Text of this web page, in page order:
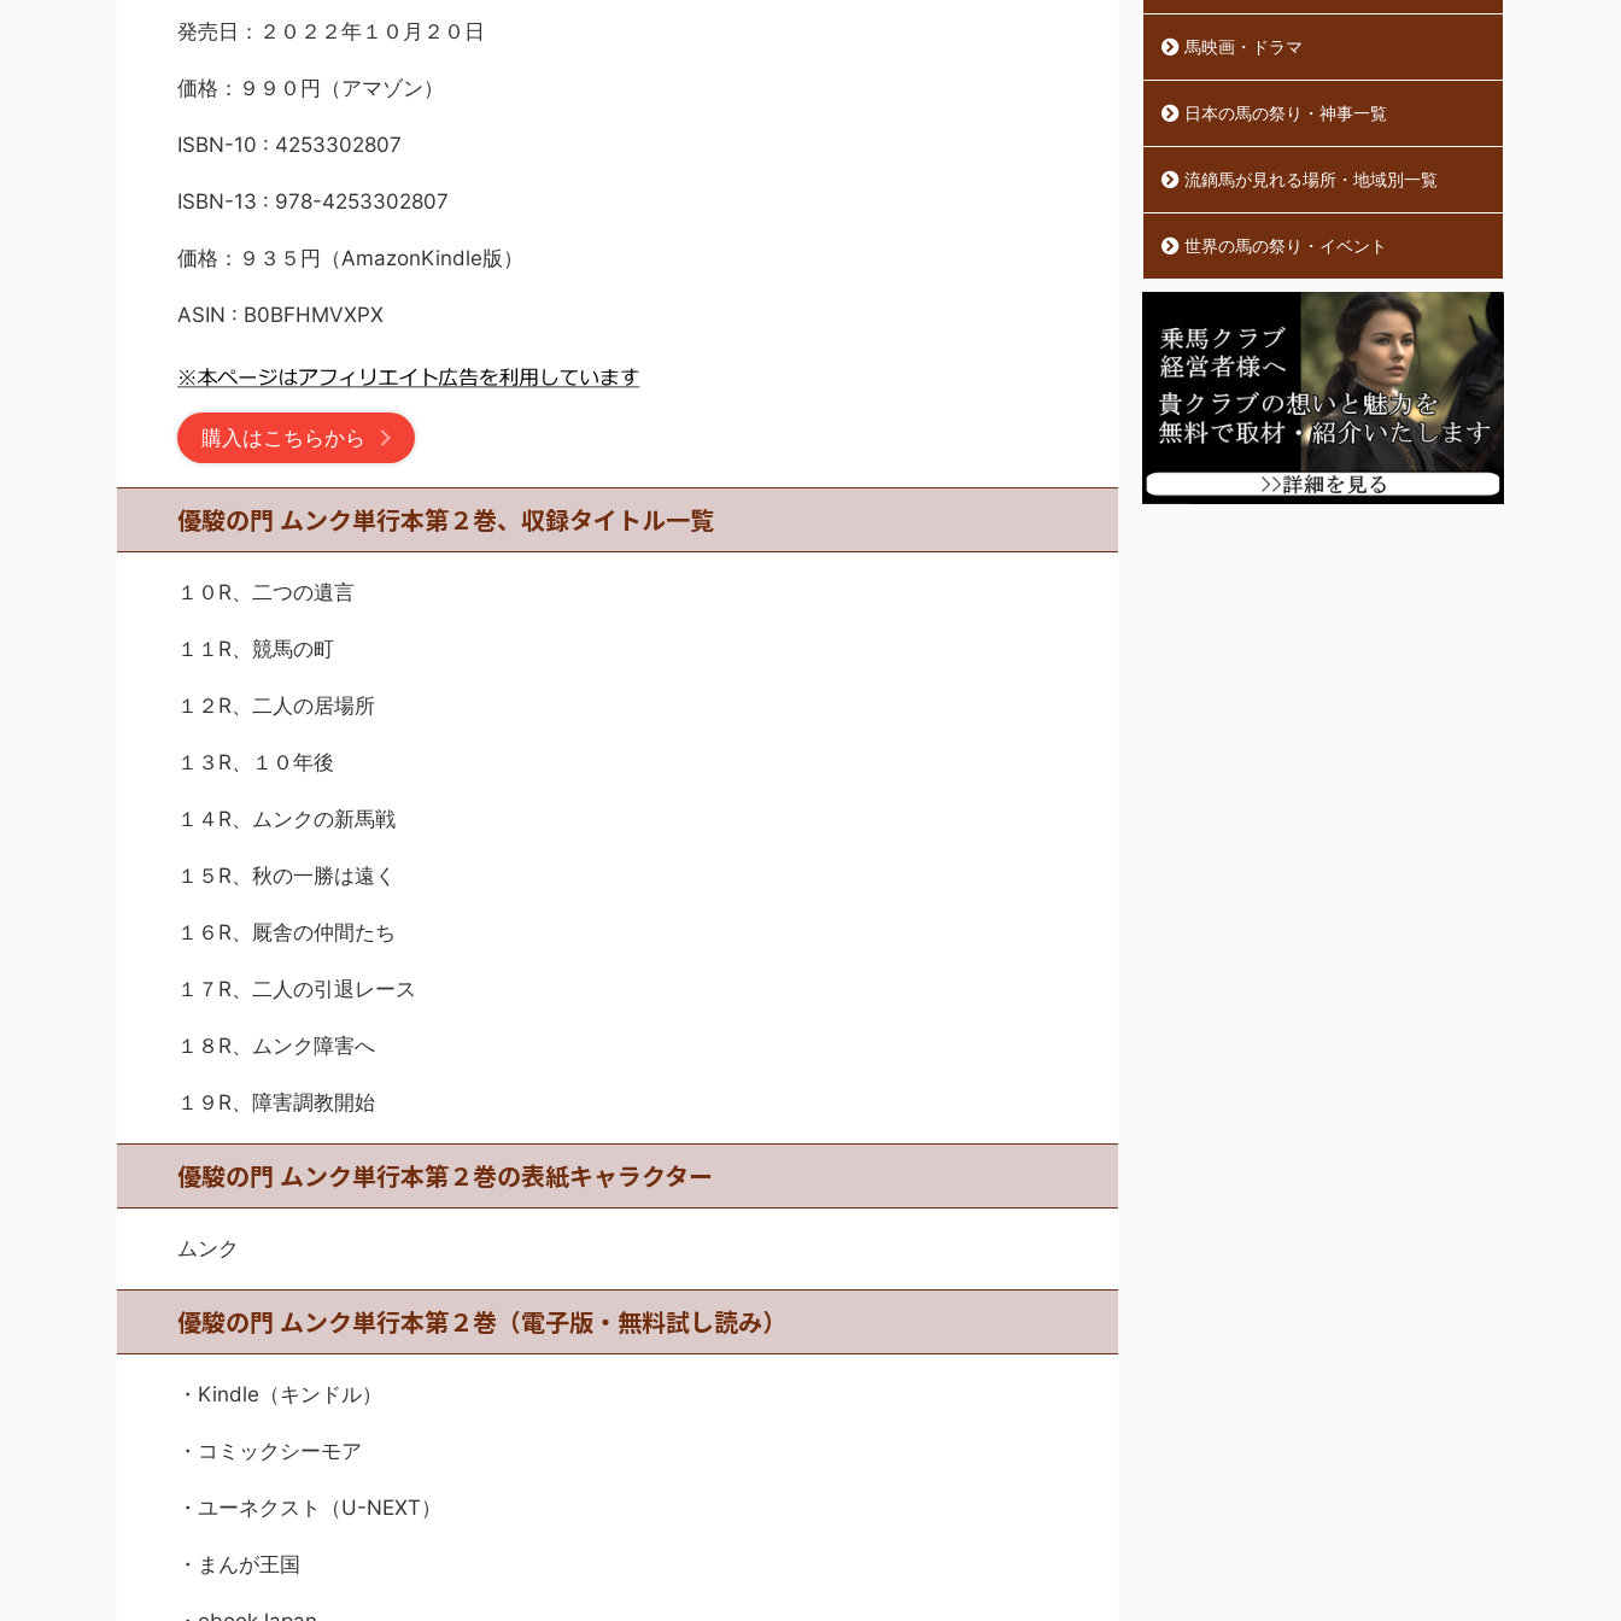
発売日：２０２２年１０月２０日
価格：９９０円（アマゾン）
ISBN-10 : 4253302807
ISBN-13 : 978-4253302807
価格：９３５円（AmazonKindle版）
ASIN : B0BFHMVXPX
購入はこちらから
優駿の門 ムンク単行本第２巻、収録タイトル一覧
１０R、二つの遺言
１１R、競馬の町
１２R、二人の居場所
１３R、１０年後
１４R、ムンクの新馬戦
１５R、秋の一勝は遠く
１６R、厩舎の仲間たち
１７R、二人の引退レース
１８R、ムンク障害へ
１９R、障害調教開始
優駿の門 ムンク単行本第２巻の表紙キャラクター
ムンク
優駿の門 ムンク単行本第２巻（電子版・無料試し読み）
・Kindle（キンドル）
・コミックシーモア
・ユーネクスト（U-NEXT）
・まんが王国
馬映画・ドラマ
日本の馬の祭り・神事一覧
流鏑馬が見れる場所・地域別一覧
世界の馬の祭り・イベント